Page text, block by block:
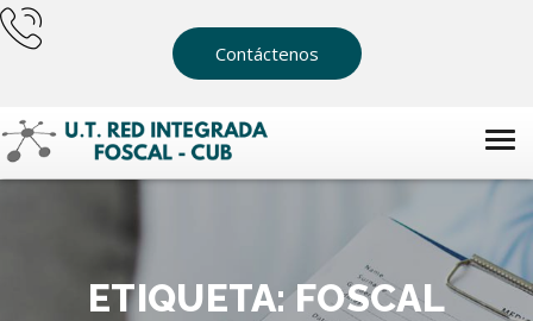
Contáctenos
ETIQUETA: FOSCAL